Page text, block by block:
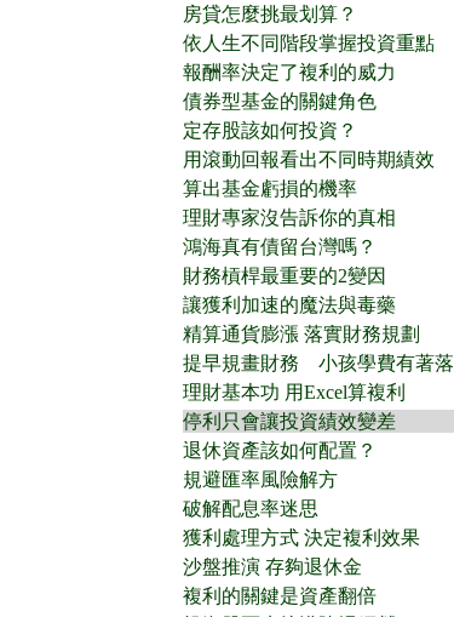
房貸怎麼挑最划算？
依人生不同階段掌握投資重點
報酬率決定了複利的威力
債券型基金的關鍵角色
定存股該如何投資？
用滾動回報看出不同時期績效
算出基金虧損的機率
理財專家沒告訴你的真相
鴻海真有債留台灣嗎？
財務槓桿最重要的2變因
讓獲利加速的魔法與毒藥
精算通貨膨漲 落實財務規劃
提早規畫財務 小孩學費有著落
理財基本功 用Excel算複利
停利只會讓投資績效變差
退休資產該如何配置？
規避匯率風險解方
破解配息率迷思
獲利處理方式 決定複利效果
沙盤推演 存夠退休金
複利的關鍵是資產翻倍